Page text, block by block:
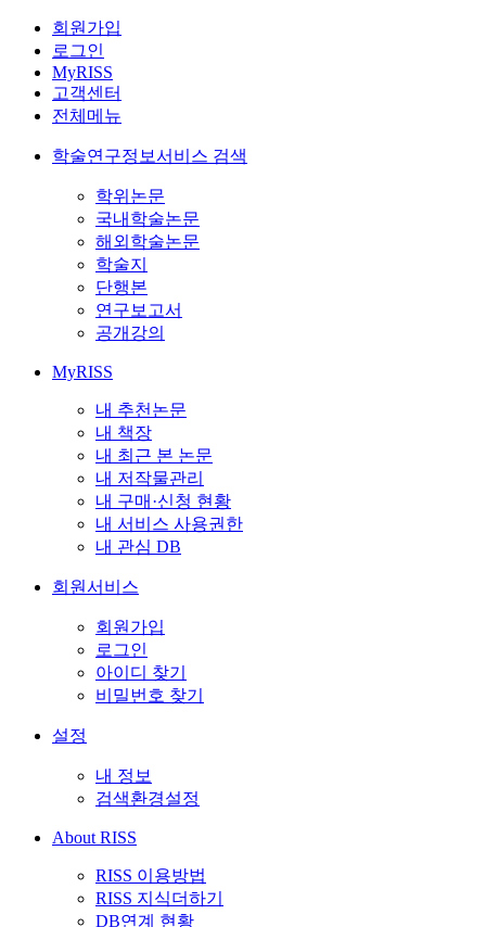
회원가입
로그인
MyRISS
고객센터
전체메뉴
학술연구정보서비스 검색
학위논문
국내학술논문
해외학술논문
학술지
단행본
연구보고서
공개강의
MyRISS
내 추천논문
내 책장
내 최근 본 논문
내 저작물관리
내 구매·신청 현황
내 서비스 사용권한
내 관심 DB
회원서비스
회원가입
로그인
아이디 찾기
비밀번호 찾기
설정
내 정보
검색환경설정
About RISS
RISS 이용방법
RISS 지식더하기
DB연계 현황